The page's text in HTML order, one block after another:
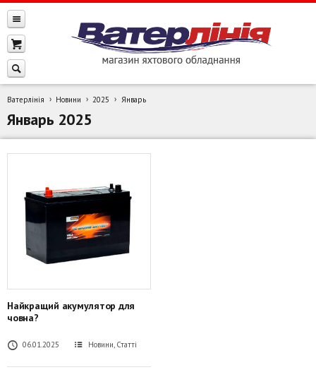
Ватерлінія Новини 2025 Январь
Январь 2025
Найкращий акумулятор для
човна?
06.01.2025 Новини, Статті